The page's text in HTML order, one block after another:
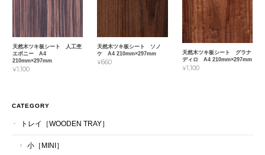
天然木ツキ板シート 人工杢
エボニー A4
210mm×297mm
¥1,100
天然木ツキ板シート ソノ
ケ A4 210mm×297mm
¥660
天然木ツキ板シート グラナ
ディロ A4 210mm×297mm
¥1,100
CATEGORY
トレイ［WOODEN TRAY］
小［MINI］